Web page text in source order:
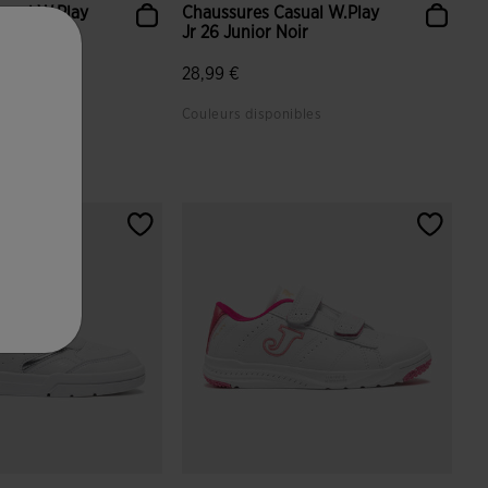
W.Play
Chaussures Casual W.Play
Jr 26 Junior Noir
28,99 €
Couleurs disponibles